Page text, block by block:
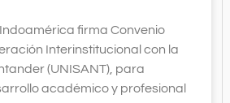
firma Convenio
Interinstitucional con la
(UNISANT), para
académico y profesional